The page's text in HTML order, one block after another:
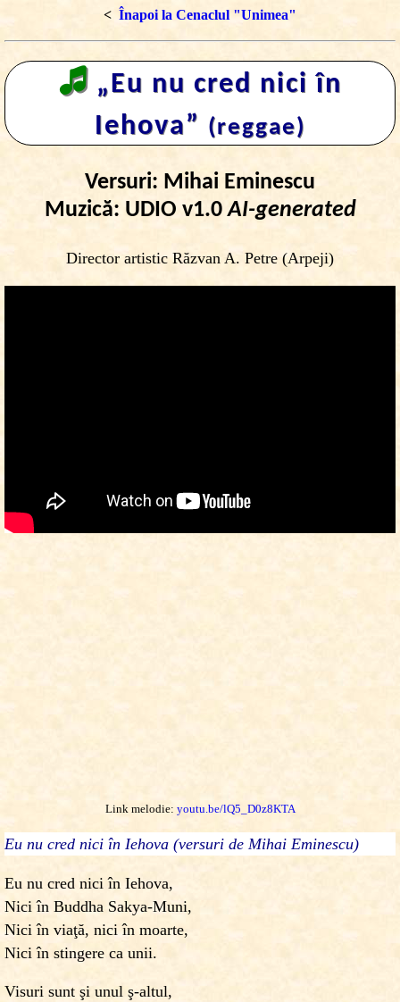
< Înapoi la Cenaclul "Unimea"
🎜 „Eu nu cred nici în
Iehova” (reggae)
Versuri: Mihai Eminescu
Muzică: UDIO v1.0AI-generated
Director artistic Răzvan A. Petre (Arpeji)
Link melodie: youtu.be/lQ5_D0z8KTA
Eu nu cred nici în Iehova (versuri de Mihai Eminescu)
Eu nu cred nici în Iehova,
Nici în Buddha Sakya-Muni,
Nici în viaţă, nici în moarte,
Nici în stingere ca unii.
Visuri sunt şi unul ş-altul,